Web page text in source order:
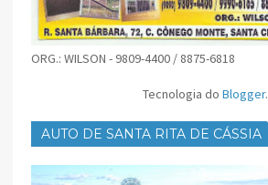
ORG.: WILSON - 9809-4400 / 8875-6818
Tecnologia do Blogger.
AUTO DE SANTA RITA DE CÁSSIA